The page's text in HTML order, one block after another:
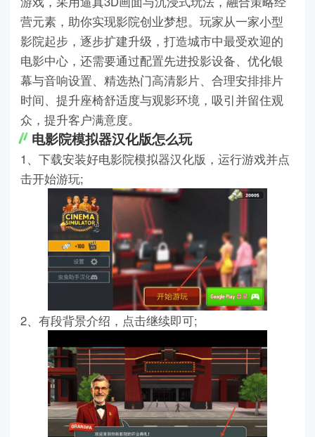
营元素，助你实现影院创业梦想。玩家从一家小型
影院起步，逐步扩建升级，打造城市中最受欢迎的
电影中心，还需要通过配置先进投影设备、优化银
幕与音响设置、精选热门高清影片、合理安排排片
时间、提升座椅舒适度与观影环境，吸引并留住观
众，提升客户满意度。
电影院模拟器汉化版怎么玩
1、下载安装好电影院模拟器汉化版，运行游戏并点
击开始游玩;
2、有段背景介绍，点击继续即可;